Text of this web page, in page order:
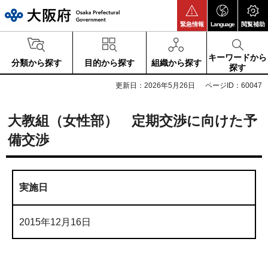
緊急情報 Language 閲覧補助
分類から探す 目的から探す 組織から探す
キーワードから
探す
更新日：2026年5月26日 ページID：60047
大教組（女性部） 定期交渉に向けた予
備交渉
実施日
2015年12月16日